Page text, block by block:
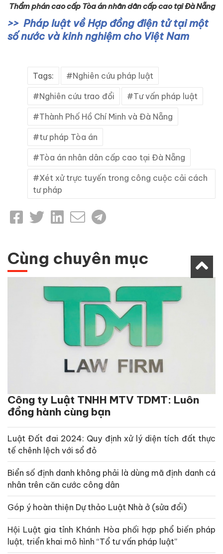
Thẩm phán cao cấp Tòa án nhân dân cấp cao tại Đà Nẵng
Pháp luật về Hợp đồng điện tử tại một
số nước và kinh nghiệm cho Việt Nam
Tags: Nghiên cứu pháp luật
Nghiên cứu trao đổi Tư vấn pháp luật
Thành Phố Hồ Chí Minh và Đà Nẵng
tư pháp Tòa án
Tòa án nhân dân cấp cao tại Đà Nẵng
Xét xử trực tuyến trong công cuộc cải cách
tư pháp
Cùng chuyên mục
Công ty Luật TNHH MTV TDMT: Luôn
đồng hành cùng bạn
Luật Đất đai 2024: Quy định xử lý diện tích đất thực
tế chênh lệch với sổ đỏ
Biển số định danh không phải là dùng mã định danh cá
nhân trên căn cước công dân
Góp ý hoàn thiện Dự thảo Luật Nhà ở (sửa đổi)
Hội Luật gia tỉnh Khánh Hòa phối hợp phổ biến pháp
luật, triển khai mô hình “Tổ tư vấn pháp luật”